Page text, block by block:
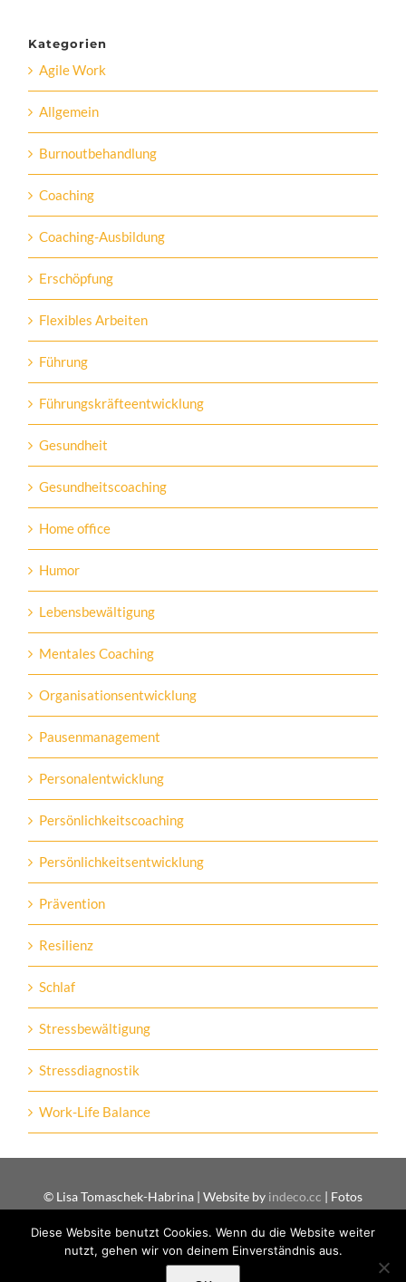
Kategorien
Agile Work
Allgemein
Burnoutbehandlung
Coaching
Coaching-Ausbildung
Erschöpfung
Flexibles Arbeiten
Führung
Führungskräfteentwicklung
Gesundheit
Gesundheitscoaching
Home office
Humor
Lebensbewältigung
Mentales Coaching
Organisationsentwicklung
Pausenmanagement
Personalentwicklung
Persönlichkeitscoaching
Persönlichkeitsentwicklung
Prävention
Resilienz
Schlaf
Stressbewältigung
Stressdiagnostik
Work-Life Balance
© Lisa Tomaschek-Habrina | Website by indeco.cc | Fotos
FacebookInstagram
Xing
Diese Website benutzt Cookies. Wenn du die Website weiter
nutzt, gehen wir von deinem Einverständnis aus.